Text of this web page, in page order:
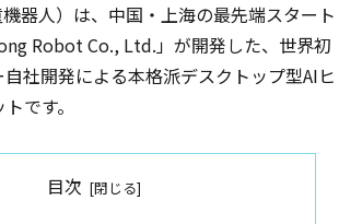
器人）は、中国・上海の最先端スタート
Robot Co., Ltd.」が開発した、世界初
社開発による本格派デスクトップ型AIヒ
です。
目次